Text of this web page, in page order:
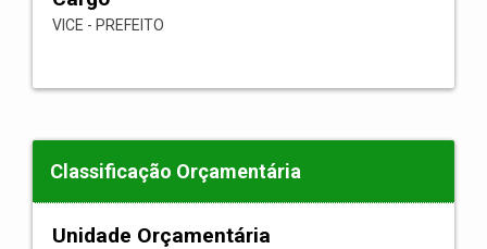
VICE - PREFEITO
Classificação Orçamentária
Unidade Orçamentária